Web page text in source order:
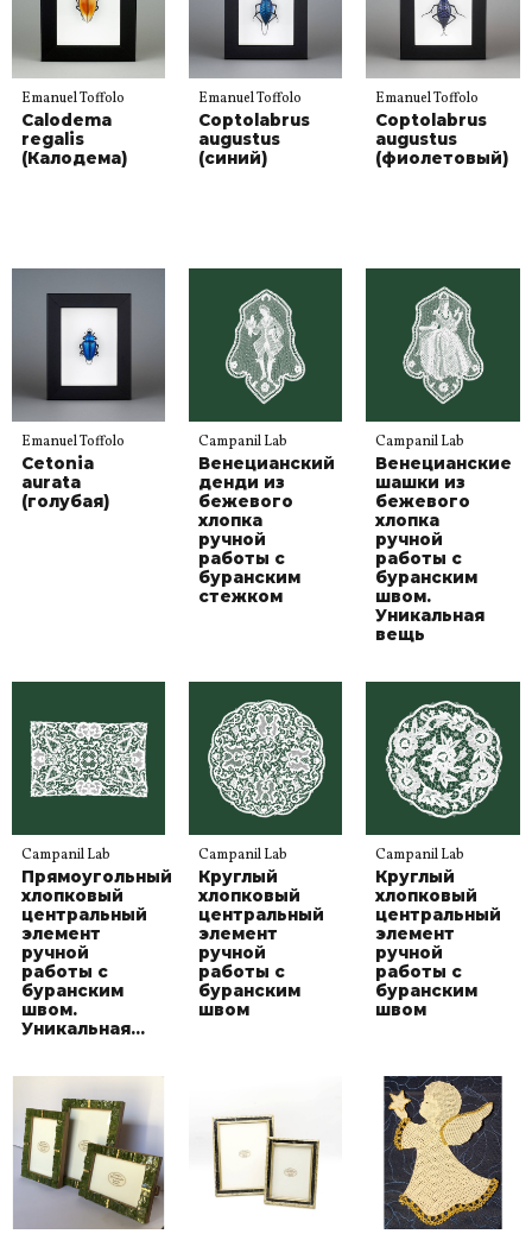
Emanuel Toffolo
Calodema
regalis
(Калодема)
Emanuel Toffolo
Coptolabrus
augustus
(синий)
Emanuel Toffolo
Coptolabrus
augustus
(фиолетовый)
Emanuel Toffolo
Cetonia
aurata
(голубая)
Campanil Lab
Венецианский
денди из
бежевого
хлопка
ручной
работы с
буранским
стежком
Campanil Lab
Венецианские
шашки из
бежевого
хлопка
ручной
работы с
буранским
швом.
Уникальная
вещь
Campanil Lab
Прямоугольный
хлопковый
центральный
элемент
ручной
работы с
буранским
швом.
Уникальная...
Campanil Lab
Круглый
хлопковый
центральный
элемент
ручной
работы с
буранским
швом
Campanil Lab
Круглый
хлопковый
центральный
элемент
ручной
работы с
буранским
швом